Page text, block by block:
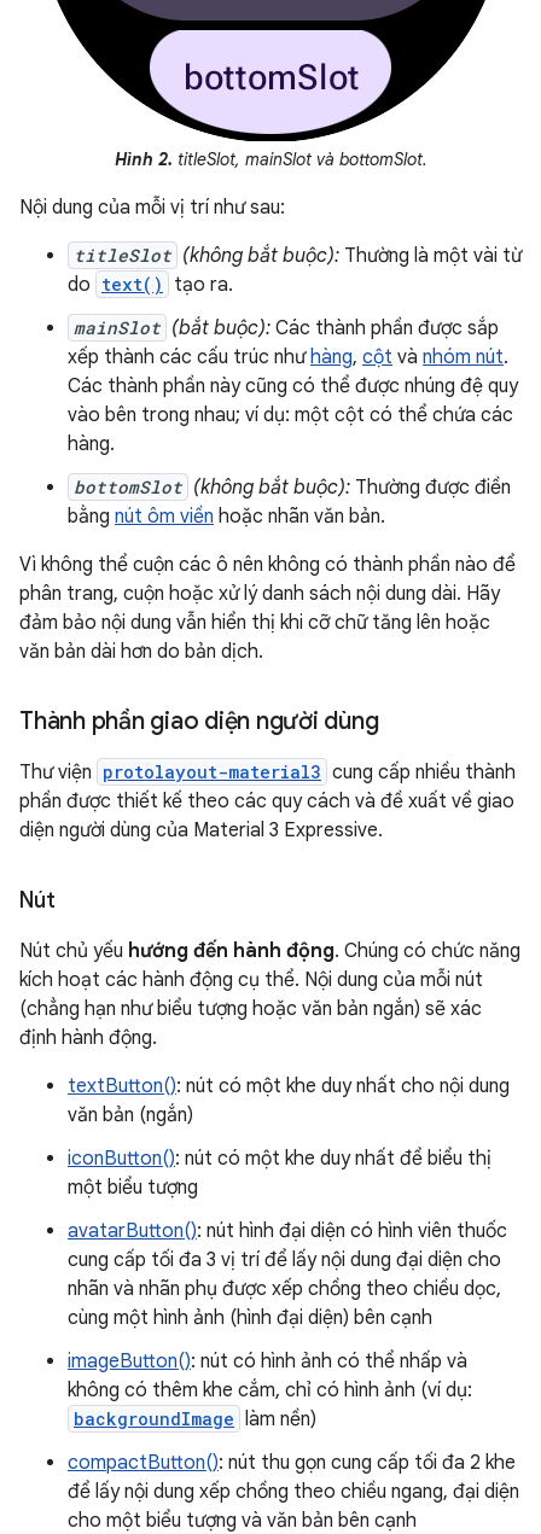
Hình 2. titleSlot, mainSlot và bottomSlot.
Nội dung của mỗi vị trí như sau:
titleSlot (không bắt buộc): Thường là một vài từ
do text() tạo ra.
mainSlot (bắt buộc): Các thành phần được sắp
xếp thành các cấu trúc nhưhàng, cột và nhóm nút.
Các thành phần này cũng có thể được nhúng đệ quy
vào bên trong nhau; ví dụ: một cột có thể chứa các
hàng.
bottomSlot (không bắt buộc): Thường được điền
bằng nút ôm viền hoặc nhãn văn bản.
Vì không thể cuộn các ô nên không có thành phần nào để
phân trang, cuộn hoặc xử lý danh sách nội dung dài. Hãy
đảm bảo nội dung vẫn hiển thị khi cỡ chữ tăng lên hoặc
văn bản dài hơn do bản dịch.
Thành phần giao diện người dùng
Thư viện protolayout-material3 cung cấp nhiều thành
phần được thiết kế theo các quy cách và đề xuất về giao
diện người dùng của Material 3 Expressive.
Nút
Nút chủ yếu hướng đến hành động. Chúng có chức năng
kích hoạt các hành động cụ thể. Nội dung của mỗi nút
(chẳng hạn như biểu tượng hoặc văn bản ngắn) sẽ xác
định hành động.
textButton(): nút có một khe duy nhất cho nội dung
văn bản (ngắn)
iconButton(): nút có một khe duy nhất để biểu thị
một biểu tượng
avatarButton(): nút hình đại diện có hình viên thuốc
cung cấp tối đa 3 vị trí để lấy nội dung đại diện cho
nhãn và nhãn phụ được xếp chồng theo chiều dọc,
cùng một hình ảnh (hình đại diện) bên cạnh
imageButton(): nút có hình ảnh có thể nhấp và
không có thêm khe cắm, chỉ có hình ảnh (ví dụ:
backgroundImage làm nền)
compactButton(): nút thu gọn cung cấp tối đa 2 khe
để lấy nội dung xếp chồng theo chiều ngang, đại diện
cho một biểu tượng và văn bản bên cạnh